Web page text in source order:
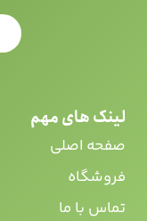
لینک های مهم
صفحه اصلی
فروشگاه
تماس با ما